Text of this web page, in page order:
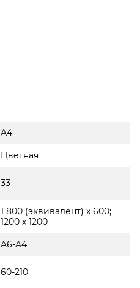
A4
Цветная
33
1 800 (эквивалент) x 600;
1200 x 1200
A6-A4
60-210